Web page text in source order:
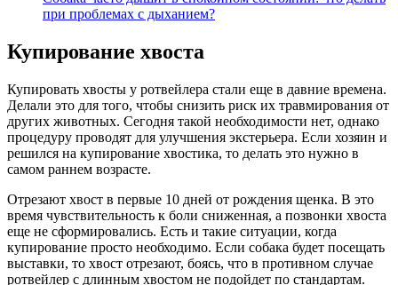
при проблемах с дыханием?
Купирование хвоста
Купировать хвосты у ротвейлера стали еще в давние времена.
Делали это для того, чтобы снизить риск их травмирования от
других животных. Сегодня такой необходимости нет, однако
процедуру проводят для улучшения экстерьера. Если хозяин и
решился на купирование хвостика, то делать это нужно в
самом раннем возрасте.
Отрезают хвост в первые 10 дней от рождения щенка. В это
время чувствительность к боли сниженная, а позвонки хвоста
еще не сформировались. Есть и такие ситуации, когда
купирование просто необходимо. Если собака будет посещать
выставки, то хвост отрезают, боясь, что в противном случае
ротвейлер с длинным хвостом не подойдет по стандартам.